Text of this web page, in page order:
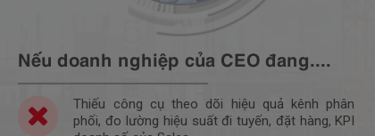
Nếu doanh nghiệp của CEO đang....
Thiếu công cụ theo dõi hiệu quả kênh phân
phối, đo lường hiệu suất đi tuyến, đặt hàng, KPI